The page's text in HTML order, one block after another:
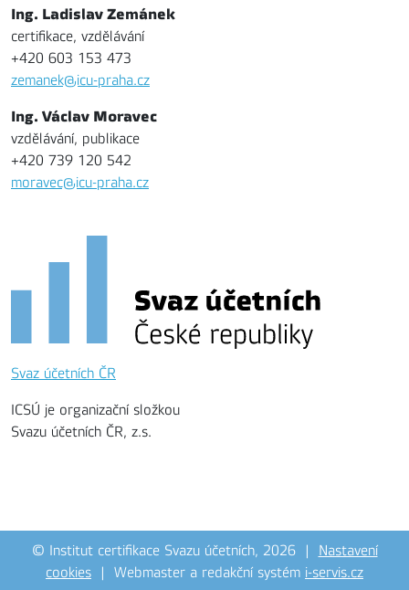
Ing. Ladislav Zemánek
certifikace, vzdělávání
+420 603 153 473
zemanek@icu-praha.cz
Ing. Václav Moravec
vzdělávání, publikace
+420 739 120 542
moravec@icu-praha.cz
Svaz účetních ČR
ICSÚ je organizační složkou
Svazu účetních ČR, z.s.
© Institut certifikace Svazu účetních, 2026 | Nastavení
cookies | Webmaster a redakční systém i-servis.cz